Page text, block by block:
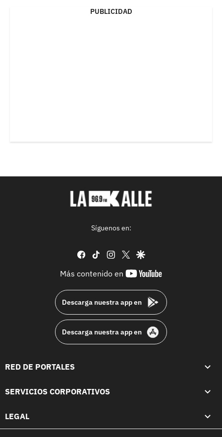
PUBLICIDAD
Síguenos en:
facebook
tiktok instagram
twittergoogle
Más contenido en
youtube-
Descarga nuestra app en
Descarga nuestra app en
RED DE PORTALES
SERVICIOS CORPORATIVOS
LEGAL